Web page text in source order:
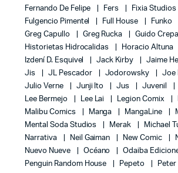
Fernando De Felipe
Fers Fixia Studios
Fulgencio Pimentel
Full House Funko
Greg Capullo
Greg Rucka Guido
Historietas Hidrocalidas
Horacio Altuna
Izdení D. Esquivel
Jack Kirby Jaime
Jis
JL Pescador Jodorowsky Joe
Julio Verne
Junji Ito Jus Juvenil
Lee Bermejo
Lee Lai Legion Comix
Malibu Comics
Manga MangaLine
Mental Soda Studios
Merak Michael
Narrativa
Neil Gaiman New Comic
Nuevo Nueve
Océano Odaiba
Penguin Random House
Pepeto Peter